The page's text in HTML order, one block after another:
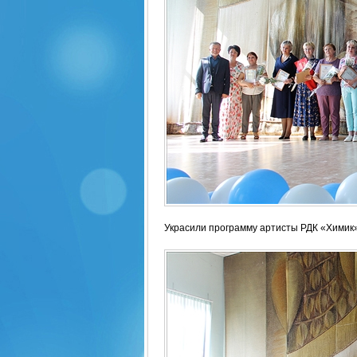
Украсили программу артисты РДК